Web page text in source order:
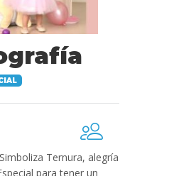
Ternura, alegría
para tener un